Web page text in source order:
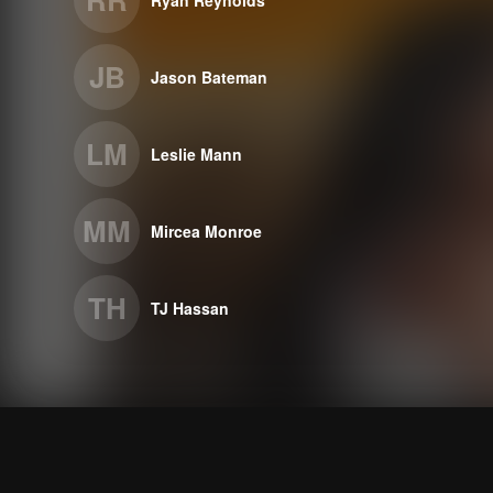
JB Jason Bateman
LM Leslie Mann
MM Mircea Monroe
TH TJ Hassan